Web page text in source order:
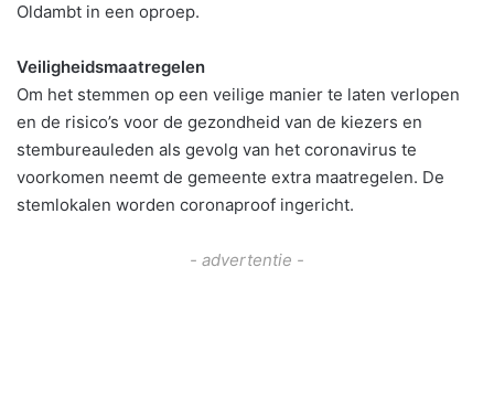
Oldambt in een oproep.
Veiligheidsmaatregelen
Om het stemmen op een veilige manier te laten verlopen
en de risico’s voor de gezondheid van de kiezers en
stembureauleden als gevolg van het coronavirus te
voorkomen neemt de gemeente extra maatregelen. De
stemlokalen worden coronaproof ingericht.
- advertentie -